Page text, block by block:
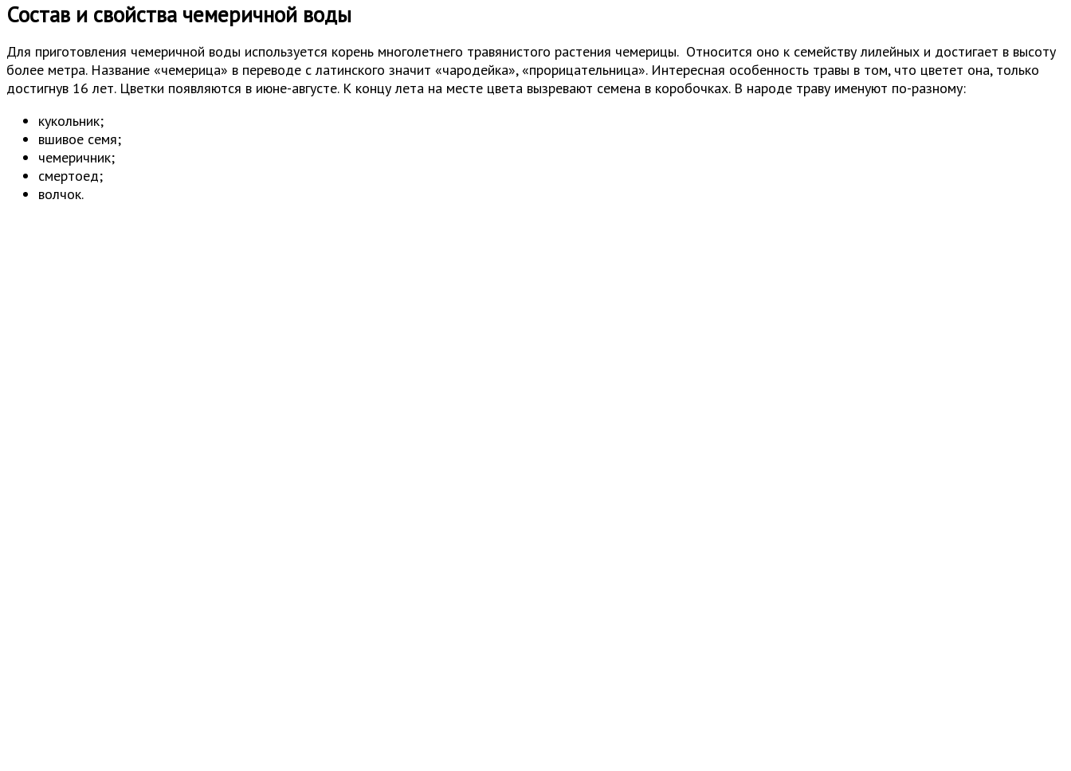
Состав и свойства чемеричной воды
Для приготовления чемеричной воды используется корень многолетнего травянистого растения чемерицы. Относится оно к семейству лилейных и достигает в высоту
более метра. Название «чемерица» в переводе с латинского значит «чародейка», «прорицательница». Интересная особенность травы в том, что цветет она, только
достигнув 16 лет. Цветки появляются в июне-августе. К концу лета на месте цвета вызревают семена в коробочках. В народе траву именуют по-разному:
кукольник;
вшивое семя;
чемеричник;
смертоед;
волчок.